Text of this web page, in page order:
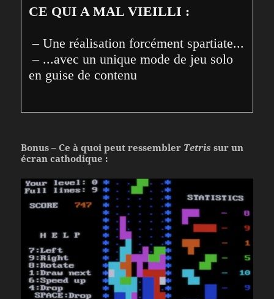
CE QUI A MAL VIEILLI :
– Une réalisation forcément spartiate...
– ...avec un unique mode de jeu solo
en guise de contenu
Bonus – Ce à quoi peut ressembler Tetris sur un
écran cathodique :